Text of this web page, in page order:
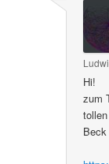
Hi!
zum